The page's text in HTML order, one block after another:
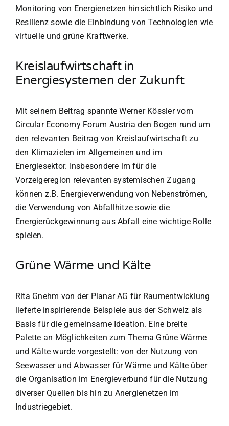
Monitoring von Energienetzen hinsichtlich Risiko und
Resilienz sowie die Einbindung von Technologien wie
virtuelle und grüne Kraftwerke.
Kreislaufwirtschaft in
Energiesystemen der Zukunft
Mit seinem Beitrag spannte Werner Kössler vom
Circular Economy Forum Austria den Bogen rund um
den relevanten Beitrag von Kreislaufwirtschaft zu
den Klimazielen im Allgemeinen und im
Energiesektor. Insbesondere im für die
Vorzeigeregion relevanten systemischen Zugang
können z.B. Energieverwendung von Nebenströmen,
die Verwendung von Abfallhitze sowie die
Energierückgewinnung aus Abfall eine wichtige Rolle
spielen.
Grüne Wärme und Kälte
Rita Gnehm von der Planar AG für Raumentwicklung
lieferte inspirierende Beispiele aus der Schweiz als
Basis für die gemeinsame Ideation. Eine breite
Palette an Möglichkeiten zum Thema Grüne Wärme
und Kälte wurde vorgestellt: von der Nutzung von
Seewasser und Abwasser für Wärme und Kälte über
die Organisation im Energieverbund für die Nutzung
diverser Quellen bis hin zu Anergienetzen im
Industriegebiet.